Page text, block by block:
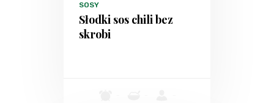
SOSY
Słodki sos chili bez
skrobi